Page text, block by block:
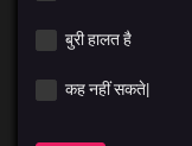
बुरी हालत है
कह नहीं सकते|